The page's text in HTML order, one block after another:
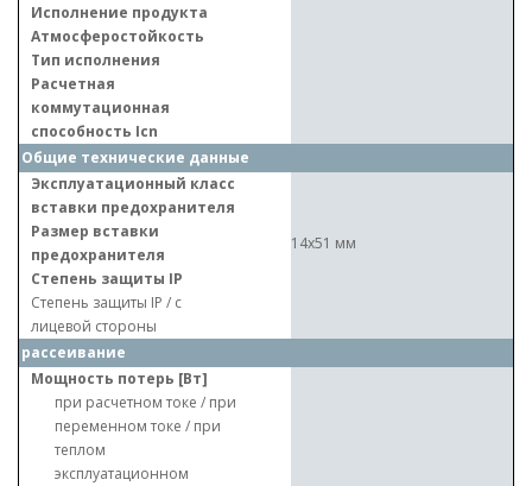
Исполнение продукта
Атмосферостойкость
Тип исполнения
Расчетная
коммутационная
способность Icn
Общие технические данные
Эксплуатационный класс
вставки предохранителя
Размер вставки
предохранителя
14x51 мм
Степень защиты IP
Степень защиты IP / с
лицевой стороны
рассеивание
Мощность потерь [Вт]
при расчетном токе / при
переменном токе / при
теплом
эксплуатационном